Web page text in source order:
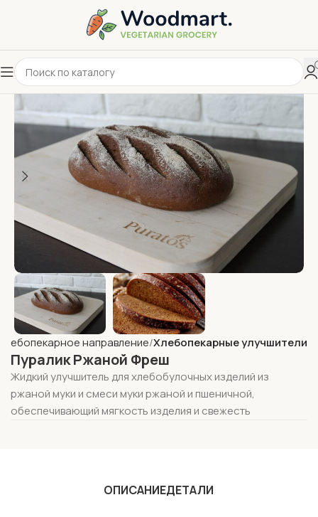
направление Хлебопекарные улучшители
Пуралик Ржаной Фреш
Жидкий улучшитель для хлебобулочных изделий из
ржаной муки и смеси муки ржаной и пшеничной,
обеспечивающий мягкость изделия и свежесть
ОПИСАНИЕДЕТАЛИ